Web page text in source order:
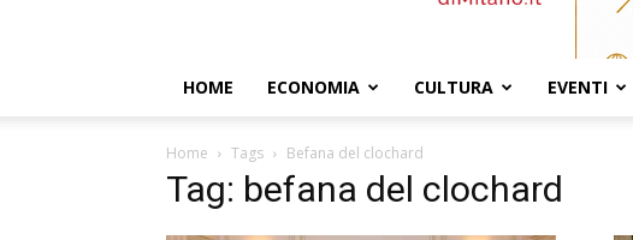
HOME ECONOMIA CULTURA EVENTI
Home Tags Befana del clochard
Tag: befana del clochard